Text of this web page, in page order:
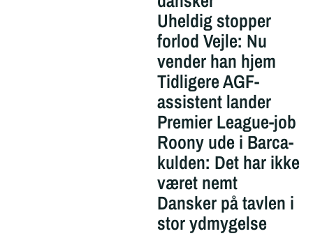
Uheldig stopper
forlod Vejle: Nu
vender han hjem
Tidligere AGF-
assistent lander
Premier League-job
Roony ude i Barca-
kulden: Det har ikke
været nemt
Dansker på tavlen i
stor ydmygelse